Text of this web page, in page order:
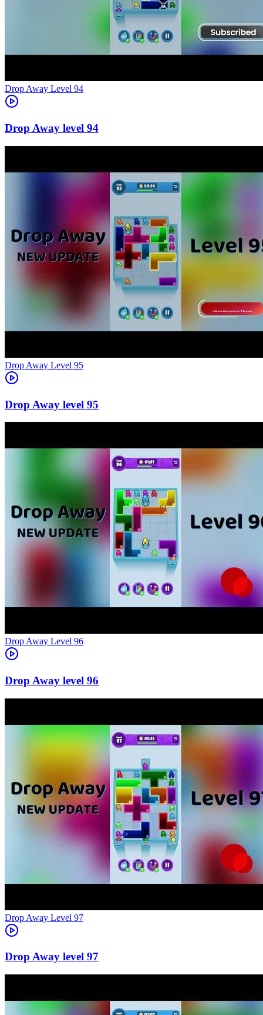
Level 94
94
Level 95
95
Level 96
96
Level 97
97